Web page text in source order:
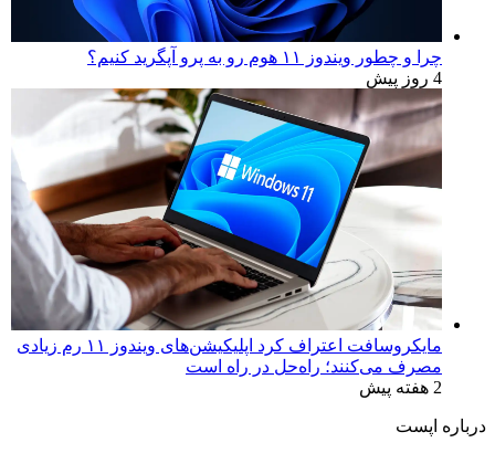
چرا و چطور ویندوز ۱۱ هوم رو به پرو آپگرید کنیم؟
4 روز پیش
مایکروسافت اعتراف کرد اپلیکیشن‌های ویندوز ۱۱ رم زیادی
مصرف می‌کنند؛ راه‌حل در راه است
2 هفته پیش
درباره اپست